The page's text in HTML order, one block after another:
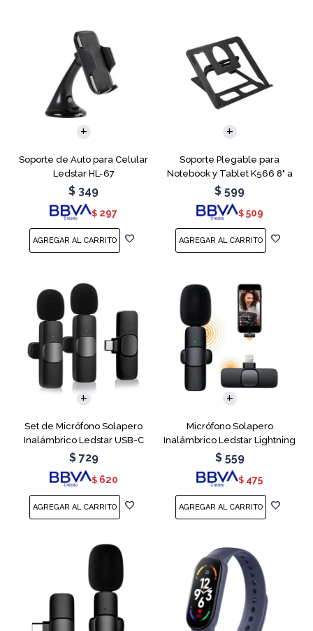
Soporte de Auto para Celular
Ledstar HL-67
$ 349
$ 297
Soporte Plegable para
Notebook y Tablet K566 8" a
15.6"
$ 599
$ 509
Set de Micrófono Solapero
Inalámbrico Ledstar USB-C
$ 729
$ 620
Micrófono Solapero
Inalámbrico Ledstar Lightning
$ 559
$ 475